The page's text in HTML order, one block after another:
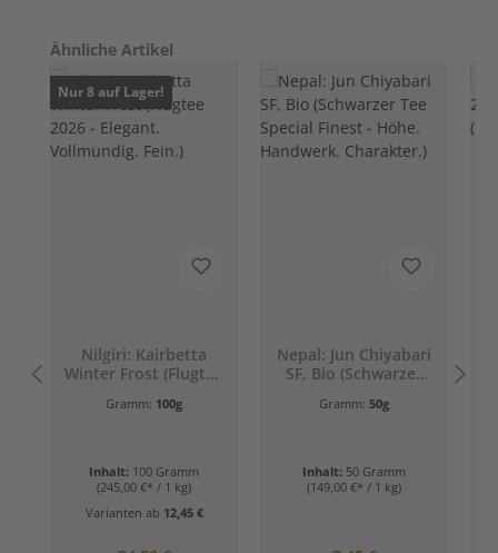
Produktgalerie überspringen
Ähnliche Artikel
Nur 8 auf Lager!
Nilgiri: Kairbetta
Winter Frost (Flugtee
Vollmundig. Fein.)
Gramm: 100g
Inhalt: 100 Gramm
(245,00 €* / 1 kg)
Varianten ab 12,45 €
Nepal: Jun Chiyabari
SF, Bio (Schwarzer
Höhe. Handwerk.
Gramm: 50g
Inhalt: 50 Gramm
(149,00 €* / 1 kg)